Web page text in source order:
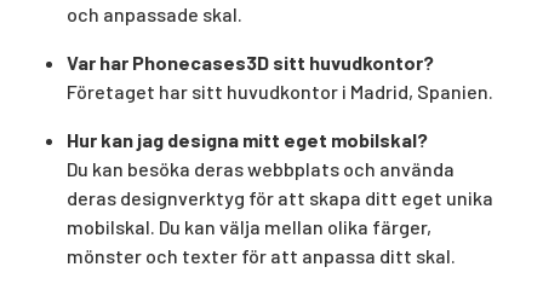
och anpassade skal.
Var har Phonecases3D sitt huvudkontor?
Företaget har sitt huvudkontor i Madrid, Spanien.
Hur kan jag designa mitt eget mobilskal?
Du kan besöka deras webbplats och använda
deras designverktyg för att skapa ditt eget unika
mobilskal. Du kan välja mellan olika färger,
mönster och texter för att anpassa ditt skal.